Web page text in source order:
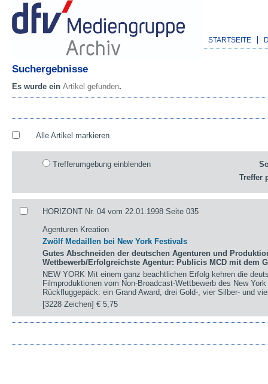
STARTSEITE
Suchergebnisse
Es wurde ein Artikel gefunden.
Alle Artikel markieren
Trefferumgebung einblenden
Treffer
HORIZONT Nr. 04 vom 22.01.1998 Seite 035
Agenturen Kreation
Zwölf Medaillen bei New York Festivals
Gutes Abschneiden der deutschen Agenturen und
Wettbewerb/Erfolgreichste Agentur: Publicis MCD mit dem
NEW YORK Mit einem ganz beachtlichen Erfolg kehren die
Filmproduktionen vom Non-Broadcast-Wettbewerb des New
Rückfluggepäck: ein Grand Award, drei Gold-, vier Silber- und
[3228 Zeichen]€ 5,75